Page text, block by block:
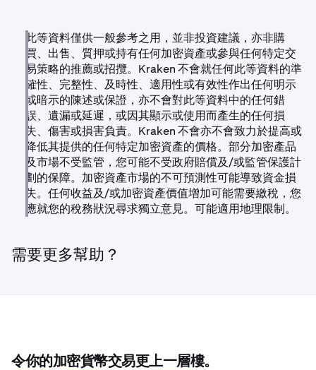
持有任何這些資產的客戶應在清算日期前提款或轉換其持有
的資產。
2026 年 3 月 1 日後，任何剩餘餘額將根據當時的市場
狀況自動清算。
請注意：
目前，其中一些資產的市場有限或不活躍。因此，清算價
格可能遠低於近期參考價格，在某些情況下，由於執行時
市場流動性不足，可能導致收益極少或沒有收益。
此等資料僅供一般參考之用，並非投資建議，亦非購
買、出售、質押或持有任何加密資產或參與任何特定交
易策略的推薦或招攬。Kraken 不會就任何此等資料的準
確性、完整性、及時性、適用性或有效性作出任何明示
或暗示的陳述或保證，亦不會對此等資料中的任何錯
誤、遺漏或延遲，或因其顯示或使用而產生的任何損
失、傷害或損害負責。Kraken 不會亦不會致力於提高或
降低其提供的任何特定加密資產的價格。部分加密產品
及市場不受監管，您可能不受政府賠償及/或監管保護計
劃的保障。加密資產市場的不可預測性可能導致資金損
失。任何收益及/或加密資產價值增加可能需要繳稅，您
應就您的稅務狀況尋求獨立意見。可能適用地理限制。
需要更多幫助？
令你的加密貨幣交易更上一層樓。